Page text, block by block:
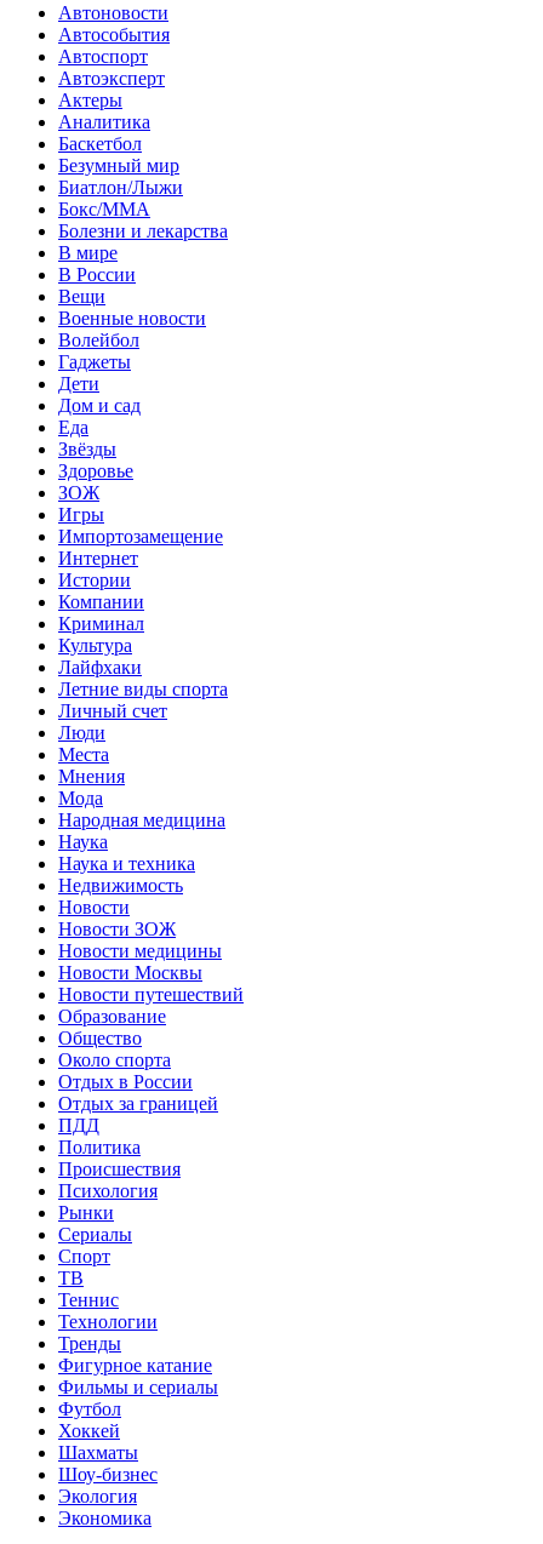
Автоновости
Автособытия
Автоспорт
Автоэксперт
Актеры
Аналитика
Баскетбол
Безумный мир
Биатлон/Лыжи
Бокс/MMA
Болезни и лекарства
В мире
В России
Вещи
Военные новости
Волейбол
Гаджеты
Дети
Дом и сад
Еда
Звёзды
Здоровье
ЗОЖ
Игры
Импортозамещение
Интернет
Истории
Компании
Криминал
Культура
Лайфхаки
Летние виды спорта
Личный счет
Люди
Места
Мнения
Мода
Народная медицина
Наука
Наука и техника
Недвижимость
Новости
Новости ЗОЖ
Новости медицины
Новости Москвы
Новости путешествий
Образование
Общество
Около спорта
Отдых в России
Отдых за границей
ПДД
Политика
Происшествия
Психология
Рынки
Сериалы
Спорт
ТВ
Теннис
Технологии
Тренды
Фигурное катание
Фильмы и сериалы
Футбол
Хоккей
Шахматы
Шоу-бизнес
Экология
Экономика